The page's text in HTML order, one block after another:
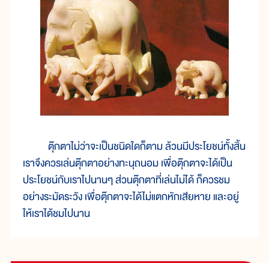
ตุ๊กตาไม่ว่าจะเป็นชนิดใดก็ตาม ล้วนมีประโยชน์ทั้งสิ้น
เราจึงควรเล่นตุ๊กตาอย่างทะนุถนอม เพื่อตุ๊กตาจะได้เป็น
ประโยชน์กับเราไปนานๆ ส่วนตุ๊กตาที่เล่นไม่ได้ ก็ควรชม
อย่างระมัดระวัง เพื่อตุ๊กตาจะได้ไม่แตกหักเสียหาย และอยู่
ให้เราได้ชมไปนาน